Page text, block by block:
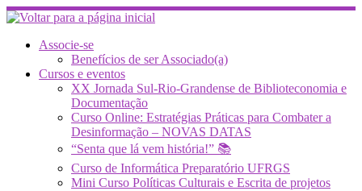
Skip
to
contentAssocie-se
Benefícios de ser Associado(a)
Cursos e eventos
XX Jornada Sul-Rio-Grandense de Biblioteconomia e
Documentação
Curso Online: Estratégias Práticas para Combater a
Desinformação – NOVAS DATAS
“Senta que lá vem história!” 📚
Curso de Informática Preparatório UFRGS
Mini Curso Políticas Culturais e Escrita de projetos